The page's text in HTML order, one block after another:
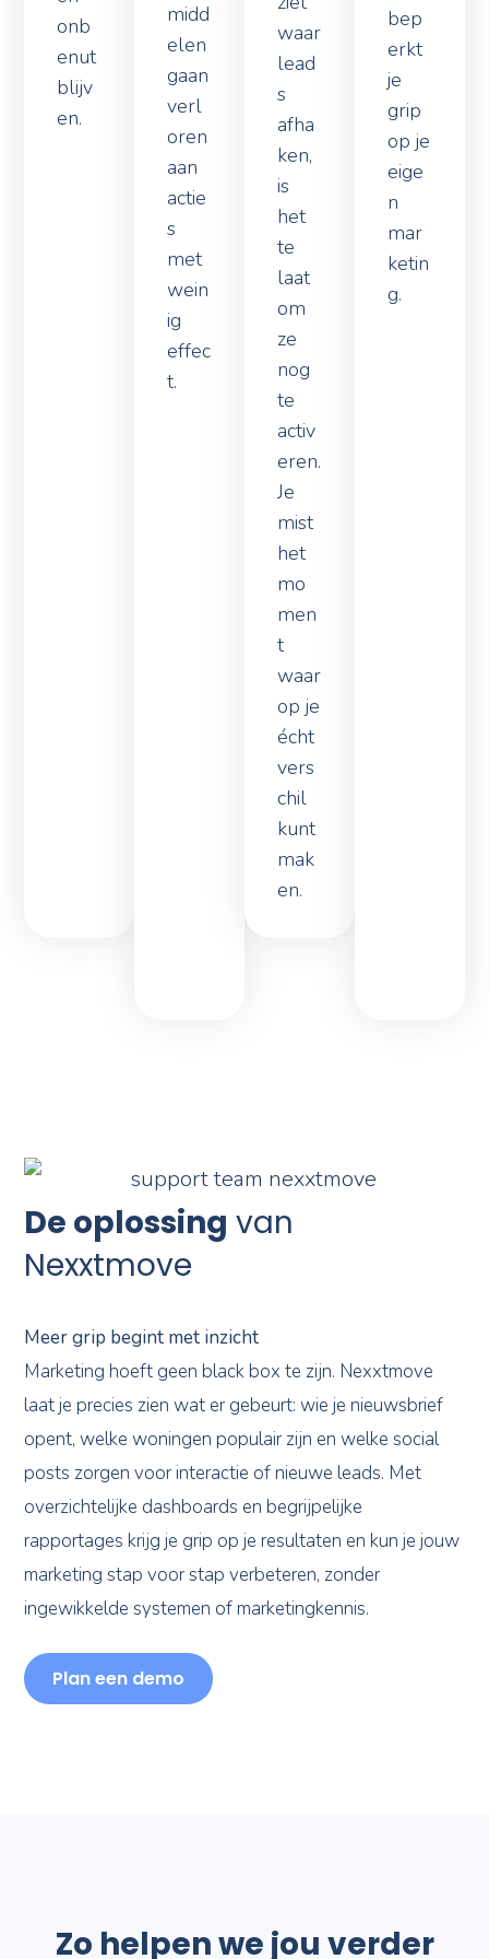
onb
enut
blijv
en.
elen
gaan
verl
oren
aan
actie
s
met
wein
ig
effec
t.
waar
lead
s
afha
ken,
is
het
te
laat
om
ze
nog
te
activ
eren.
Je
mist
het
mo
men
t
waar
op je
écht
vers
chil
kunt
mak
en.
erkt
je
grip
op je
eige
n
mar
ketin
g.
De oplossing van
Nexxtmove
Marketing hoeft geen black box te zijn. Nexxtmove
laat je precies zien wat er gebeurt: wie je nieuwsbrief
opent, welke woningen populair zijn en welke social
posts zorgen voor interactie of nieuwe leads. Met
overzichtelijke dashboards en begrijpelijke
rapportages krijg je grip op je resultaten en kun je jouw
marketing stap voor stap verbeteren, zonder
ingewikkelde systemen of marketingkennis.
Zo helpen we jou verder